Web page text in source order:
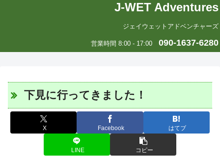
J-WET Adventures
ジェイウェットアドベンチャーズ
営業時間 8:00 - 17:00 090-1637-6280
下見に行ってきました！
X Facebook はてブ
LINE コピー